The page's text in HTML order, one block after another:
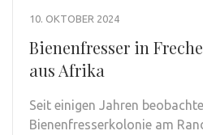
10. OKTOBER 2024
Bienenfresser in
aus Afrika
Seit einigen Jahren
Bienenfresserkolonie am